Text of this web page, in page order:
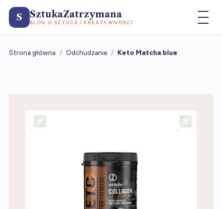
S SztukaZatrzymana
BLOG O SZTUCE I KREATYWNOŚCI
Strona główna / Odchudzanie / Keto Matcha blue